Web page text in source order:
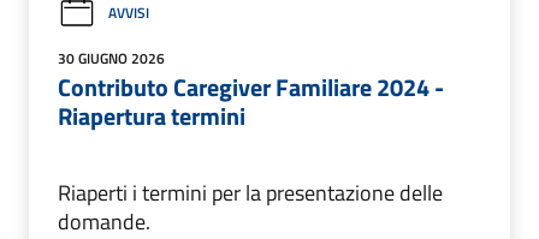
AVVISI
30 GIUGNO 2026
Contributo Caregiver Familiare 2024 -
Riapertura termini
Riaperti i termini per la presentazione delle
domande.